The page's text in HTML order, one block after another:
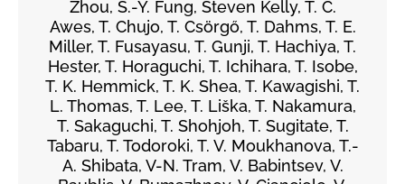
Zhou, S.-Y. Fung, Steven Kelly, T. C.
Awes, T. Chujo, T. Csörgő, T. Dahms, T. E.
Miller, T. Fusayasu, T. Gunji, T. Hachiya, T.
Hester, T. Horaguchi, T. Ichihara, T. Isobe,
T. K. Hemmick, T. K. Shea, T. Kawagishi, T.
L. Thomas, T. Lee, T. Liška, T. Nakamura,
T. Sakaguchi, T. Shohjoh, T. Sugitate, T.
Tabaru, T. Todoroki, T. V. Moukhanova, T.-
A. Shibata, V-N. Tram, V. Babintsev, V.